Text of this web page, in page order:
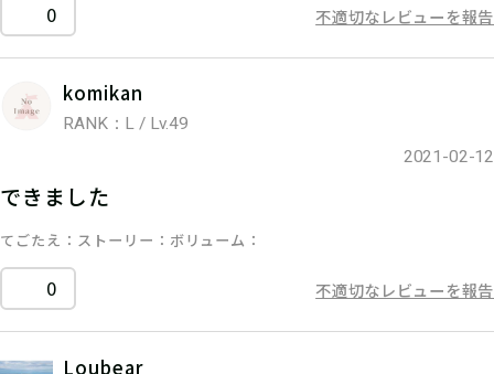
0 不適切なレビューを報告
komikan
RANK：L / Lv.49
2021-02-12
できました
てごたえ ストーリー ボリューム
0 不適切なレビューを報告
Loubear